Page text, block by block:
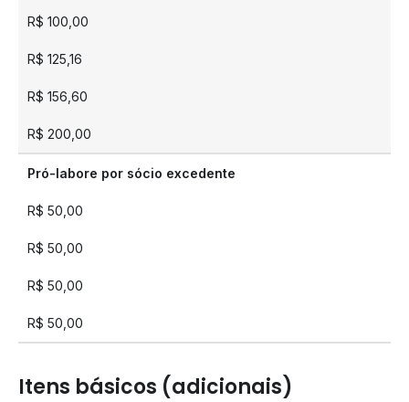
R$ 100,00
R$ 125,16
R$ 156,60
R$ 200,00
Pró-labore por sócio excedente
R$ 50,00
R$ 50,00
R$ 50,00
R$ 50,00
Itens básicos (adicionais)